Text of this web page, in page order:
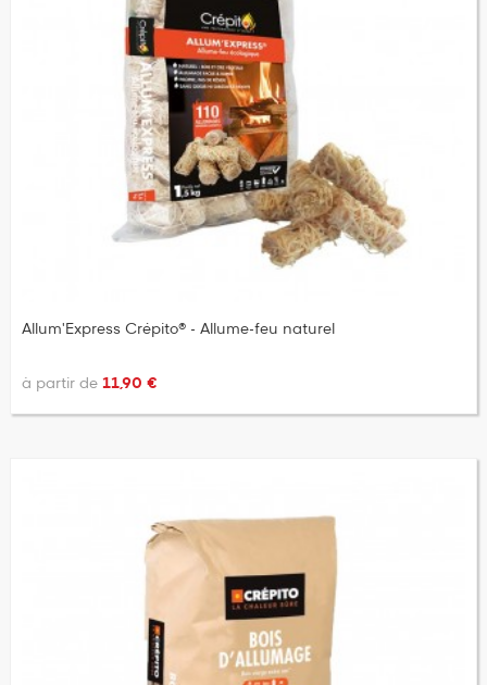
Allum'Express Crépito® - Allume-feu naturel
à partir de 11,90 €